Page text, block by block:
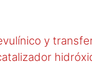
como
triazoles esta n
nuevo triazol
y